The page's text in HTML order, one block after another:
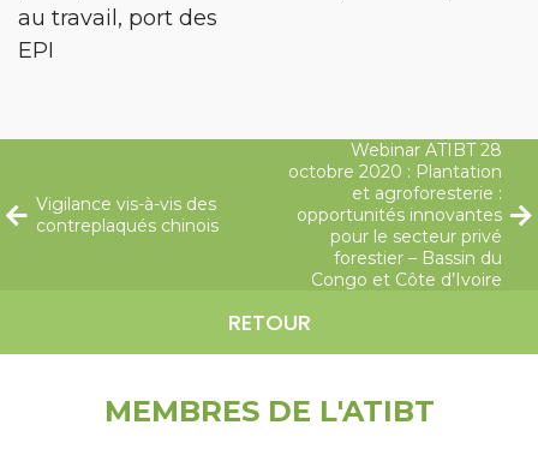
au travail, port des
EPI
Vigilance vis-à-vis des
contreplaqués chinois
RETOUR
Webinar ATIBT 28
octobre 2020 : Plantation
et agroforesterie :
opportunités innovantes
pour le secteur privé
forestier – Bassin du
Congo et Côte d’Ivoire
MEMBRES DE L'ATIBT